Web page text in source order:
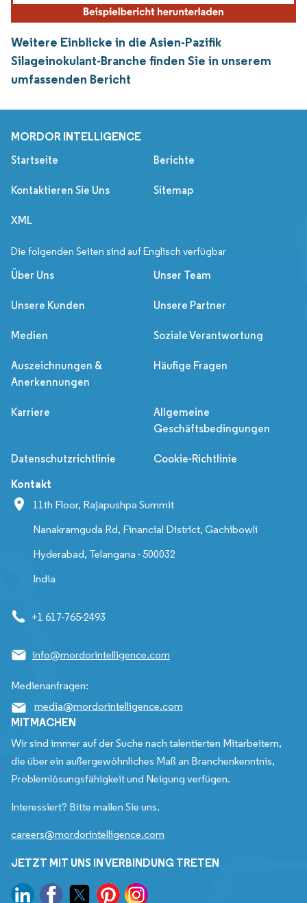
Weitere Einblicke in die Asien-Pazifik
Silageinokulant-Branche finden Sie in unserem
umfassenden Bericht
MORDOR INTELLIGENCE
Startseite Berichte
Kontaktieren Sie Uns Sitemap
XML
Die folgenden Seiten sind auf Englisch verfügbar
Über Uns Unser Team
Unsere Kunden Unsere Partner
Medien Soziale Verantwortung
Auszeichnungen &
Anerkennungen
Häufige Fragen
Karriere
Allgemeine
Geschäftsbedingungen
Datenschutzrichtlinie Cookie-Richtlinie
Kontakt
11th Floor, Rajapushpa Summit
Nanakramguda Rd, Financial District, Gachibowli
Hyderabad, Telangana - 500032
India
+1 617-765-2493
info@mordorintelligence.com
Medienanfragen:
media@mordorintelligence.com
MITMACHEN
Wir sind immer auf der Suche nach talentierten Mitarbeitern,
die über ein außergewöhnliches Maß an Branchenkenntnis,
Problemlösungsfähigkeit und Neigung verfügen.
Interessiert? Bitte mailen Sie uns.
careers@mordorintelligence.com
JETZT MIT UNS IN VERBINDUNG TRETEN